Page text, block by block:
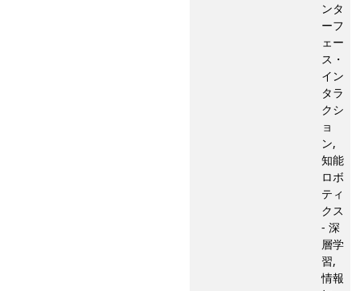
ンタ
ーフ
ェー
ス・
イン
タラ
クシ
ョ
ン,
知能
ロボ
ティ
クス
- 深
層学
習,
情報